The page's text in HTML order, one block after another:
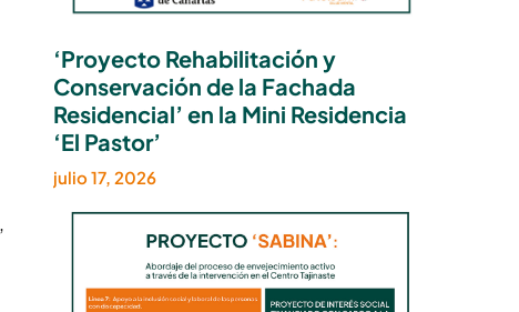
‘Proyecto Rehabilitación y
Conservación de la Fachada
Residencial’ en la Mini Residencia
‘El Pastor’
julio 17, 2026